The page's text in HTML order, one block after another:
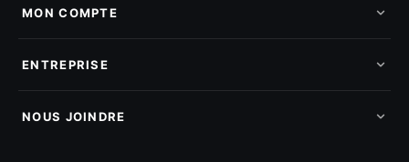
Nos marques
Pads de polissage
Pièces détachées
MON COMPTE
Mes tickets SAV
Mon parrainage
Programme fidelite
ENTREPRISE
Compte pro
NOUS JOINDRE